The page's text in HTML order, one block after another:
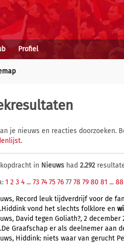
Profiel
je nieuws en reacties doorzoeken.
.
in Nieuws had 2.292
1 2 3 4 ... 73 74 75 76 77 78 79 80 81 ... 88
Record leuk tijdverdrijf voor de
vond het slechts folklore en
David tegen Goliath?, 2 december
Graafschap er als deelnemer aan
Hiddink: niets waar van gerucht